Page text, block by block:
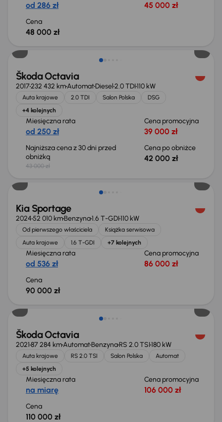
od 286 zł 45 000 zł
Cena
48 000 zł
Taniej o 1 000 zł
Škoda Octavia
2017232 432 kmAutomatDiesel2.0 TDI110 kW
Auta krajowe 2.0 TDI Salon Polska
DSG
+4 kolejnych
Miesięczna rata
od 250 zł
Cena promocyjna
39 000 zł
Najniższa cena z 30 dni przed
obniżką
43 000 zł
Cena po obniżce
42 000 zł
Świeżo skupione
Kia Sportage
202452 010 kmBenzyna1.6 T-GDI110 kW
Od pierwszego właściciela
Książka serwisowa
Auta krajowe
1.6 T-GDI +7 kolejnych
Miesięczna rata
od 536 zł
Cena promocyjna
86 000 zł
Cena
90 000 zł
Škoda Octavia
202187 284 kmAutomatBenzynaRS 2.0 TSI180 kW
Auta krajowe RS 2.0 TSI Salon Polska
Automat
+5 kolejnych
Miesięczna rata
na miarę
Cena promocyjna
106 000 zł
Cena
110 000 zł